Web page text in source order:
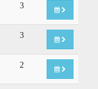
3
3
2